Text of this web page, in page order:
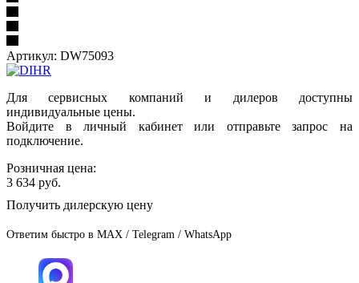
Артикул: DW75093
Для сервисных компаний и дилеров доступны
индивидуальные цены.
Войдите в личный кабинет или отправьте запрос на
подключение.
Розничная цена:
3 634 руб.
Получить дилерскую цену
Ответим быстро в MAX / Telegram / WhatsApp